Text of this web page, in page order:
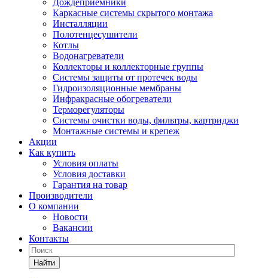
Дождеприемники
Каркасные системы скрытого монтажа
Инсталляции
Полотенцесушители
Котлы
Водонагреватели
Коллекторы и коллекторные группы
Системы защиты от протечек воды
Гидроизоляционные мембраны
Инфракрасные обогреватели
Терморегуляторы
Системы очистки воды, фильтры, картриджи
Монтажные системы и крепеж
Акции
Как купить
Условия оплаты
Условия доставки
Гарантия на товар
Производители
О компании
Новости
Вакансии
Контакты
Найти